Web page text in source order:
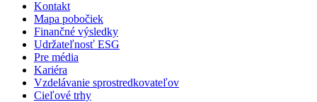
Kontakt
Mapa pobočiek
Finančné výsledky
Udržateľnosť ESG
Pre média
Kariéra
Vzdelávanie sprostredkovateľov
Cieľové trhy